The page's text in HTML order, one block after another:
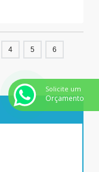
4 5
6
Solicite um
Orçamento